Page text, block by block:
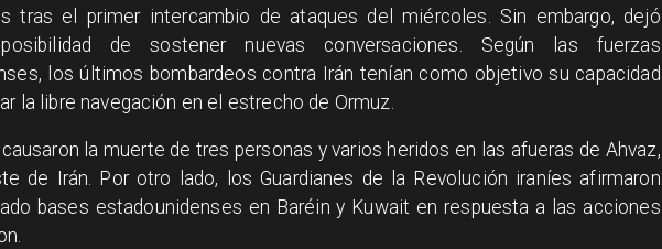
tras el primer intercambio de ataques del miércoles. Sin embargo, dejó
de sostener nuevas conversaciones. Según las fuerzas
los últimos bombardeos contra Irán tenían como objetivo su capacidad
la libre navegación en el estrecho de Ormuz.
la muerte de tres personas y varios heridos en las afueras de Ahvaz,
de Irán. Por otro lado, los Guardianes de la Revolución iraníes afirmaron
bases estadounidenses en Baréin y Kuwait en respuesta a las acciones